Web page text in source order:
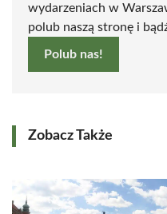
wydarzeniach w
polub naszą stronę i
Polub nas!
Zobacz Także